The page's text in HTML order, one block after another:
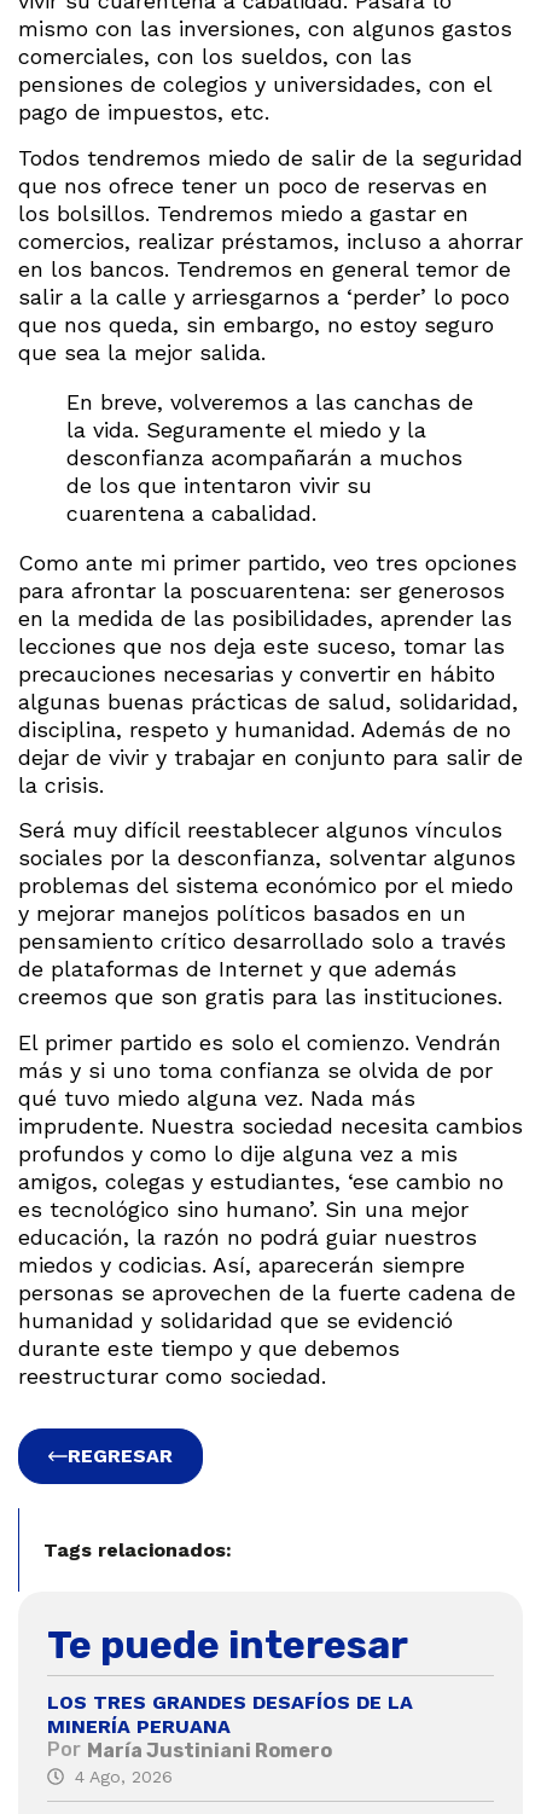
mismo con las inversiones, con algunos gastos
comerciales, con los sueldos, con las
pensiones de colegios y universidades, con el
pago de impuestos, etc.
Todos tendremos miedo de salir de la seguridad
que nos ofrece tener un poco de reservas en
los bolsillos. Tendremos miedo a gastar en
comercios, realizar préstamos, incluso a ahorrar
en los bancos. Tendremos en general temor de
salir a la calle y arriesgarnos a ‘perder’ lo poco
que nos queda, sin embargo, no estoy seguro
que sea la mejor salida.
En breve, volveremos a las canchas de
la vida. Seguramente el miedo y la
desconfianza acompañarán a muchos
de los que intentaron vivir su
cuarentena a cabalidad.
Como ante mi primer partido, veo tres opciones
para afrontar la poscuarentena: ser generosos
en la medida de las posibilidades, aprender las
lecciones que nos deja este suceso, tomar las
precauciones necesarias y convertir en hábito
algunas buenas prácticas de salud, solidaridad,
disciplina, respeto y humanidad. Además de no
dejar de vivir y trabajar en conjunto para salir de
la crisis.
Será muy difícil reestablecer algunos vínculos
sociales por la desconfianza, solventar algunos
problemas del sistema económico por el miedo
y mejorar manejos políticos basados en un
pensamiento crítico desarrollado solo a través
de plataformas de Internet y que además
creemos que son gratis para las instituciones.
El primer partido es solo el comienzo. Vendrán
más y si uno toma confianza se olvida de por
qué tuvo miedo alguna vez. Nada más
imprudente. Nuestra sociedad necesita cambios
profundos y como lo dije alguna vez a mis
amigos, colegas y estudiantes, ‘ese cambio no
es tecnológico sino humano’. Sin una mejor
educación, la razón no podrá guiar nuestros
miedos y codicias. Así, aparecerán siempre
personas se aprovechen de la fuerte cadena de
humanidad y solidaridad que se evidenció
durante este tiempo y que debemos
reestructurar como sociedad.
REGRESAR
Tags relacionados:
Te puede interesar
LOS TRES GRANDES DESAFÍOS DE LA
MINERÍA PERUANA
Por María Justiniani Romero
4 Ago, 2026